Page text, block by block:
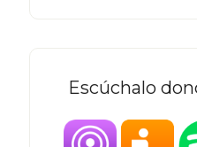
Escúchalo